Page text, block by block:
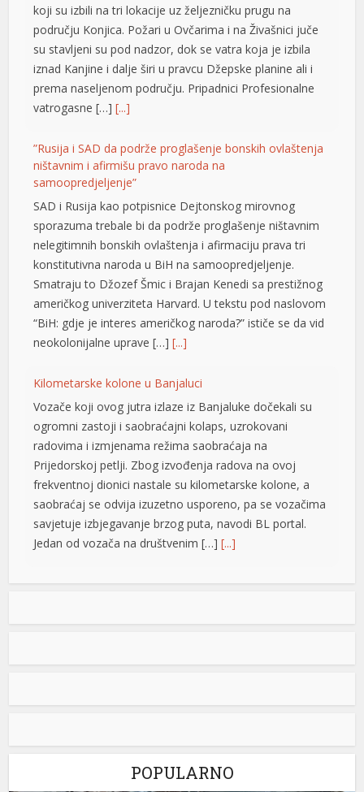
koji su izbili na tri lokacije uz željezničku prugu na
području Konjica. Požari u Ovčarima i na Živašnici juče
su stavljeni su pod nadzor, dok se vatra koja je izbila
iznad Kanjine i dalje širi u pravcu Džepske planine ali i
prema naseljenom području. Pripadnici Profesionalne
vatrogasne […][...]
”Rusija i SAD da podrže proglašenje bonskih ovlaštenja
ništavnim i afirmišu pravo naroda na
samoopredjeljenje”
SAD i Rusija kao potpisnice Dejtonskog mirovnog
sporazuma trebale bi da podrže proglašenje ništavnim
nelegitimnih bonskih ovlaštenja i afirmaciju prava tri
konstitutivna naroda u BiH na samoopredjeljenje.
Smatraju to Džozef Šmic i Brajan Kenedi sa prestižnog
američkog univerziteta Harvard. U tekstu pod naslovom
“BiH: gdje je interes američkog naroda?” ističe se da vid
neokolonijalne uprave […][...]
Kilometarske kolone u Banjaluci
Vozače koji ovog jutra izlaze iz Banjaluke dočekali su
ogromni zastoji i saobraćajni kolaps, uzrokovani
radovima i izmjenama režima saobraćaja na
Prijedorskoj petlji. Zbog izvođenja radova na ovoj
frekventnoj dionici nastale su kilometarske kolone, a
saobraćaj se odvija izuzetno usporeno, pa se vozačima
savjetuje izbjegavanje brzog puta, navodi BL portal.
Jedan od vozača na društvenim […][...]
Pripremite kišobrane: Nakon vrelog dana stižu pljuskovi i
Stanovnike Republike Srpske i Bosne i Hercegovine
u poslijepodnevnim i večernjim časovima u pojedinim
preovladavaće pretežno sunčano vrijeme, dok se sa
POPULARNO